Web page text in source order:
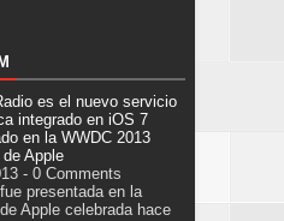
es el nuevo servicio
integrado en iOS 7
en la WWDC 2013
Apple
- 0 Comments
presentada en la
Apple celebrada hace